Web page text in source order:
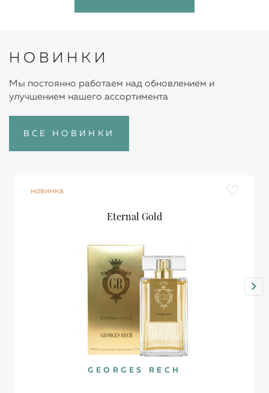
НОВИНКИ
Мы постоянно работаем над обновлением и
улучшением нашего ассортимента
ВСЕ НОВИНКИ
новинка
Eternal Gold
GEORGES RECH